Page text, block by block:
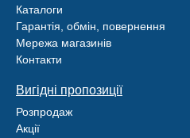
Каталоги
Гарантія, обмін, повернення
Мережа магазинів
Контакти
Вигідні пропозиції
Розпродаж
Акції